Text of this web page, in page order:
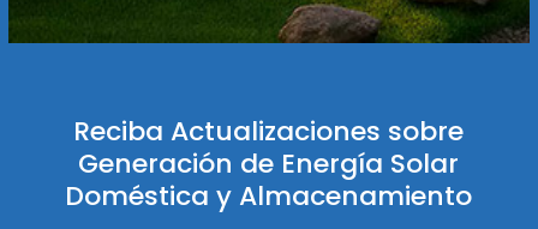
Reciba Actualizaciones sobre
Generación de Energía Solar
Doméstica y Almacenamiento